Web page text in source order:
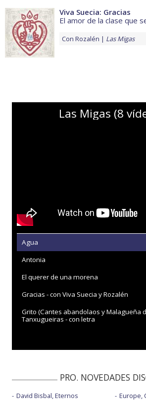
Viva Suecia: Gracias
El amor de la clase que
Con Rozalén Las Migas
Las Migas (8
Agua
Antonia
El querer de una morena
Gracias - con Viva Suecia y Rozalén
Grito (Cantes abandolaos y Malagueña
Tanxugueiras - con letra
PRO. NOVEDADES
David Bisbal, Eternos
Europe,